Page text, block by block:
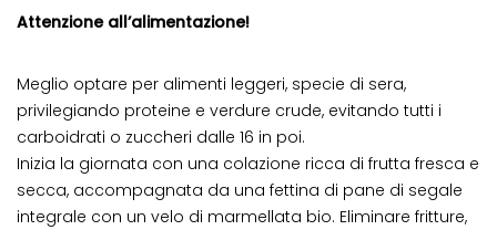
Attenzione all’alimentazione!
Meglio optare per alimenti leggeri, specie di sera,
privilegiando proteine e verdure crude, evitando tutti i
carboidrati o zuccheri dalle 16 in poi.
Inizia la giornata con una colazione ricca di frutta fresca e
secca, accompagnata da una fettina di pane di segale
integrale con un velo di marmellata bio. Eliminare fritture,